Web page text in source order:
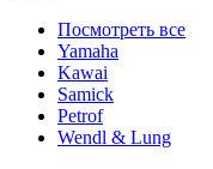
Посмотреть все
Yamaha
Kawai
Samick
Petrof
Wendl & Lung